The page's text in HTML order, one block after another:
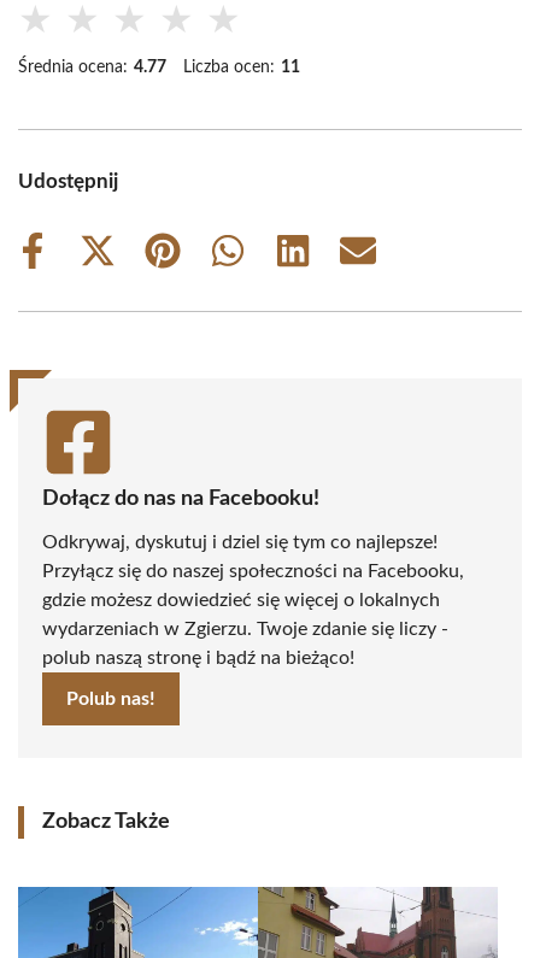
★ ★ ★ ★ ★
Średnia ocena: 4.77 Liczba ocen: 11
Udostępnij
Share
Share
(Twitter)
Share
Share
Share
Share
Dołącz do nas na Facebooku!
Odkrywaj, dyskutuj i dziel się tym co najlepsze!
Przyłącz się do naszej społeczności na Facebooku,
gdzie możesz dowiedzieć się więcej o lokalnych
wydarzeniach w Zgierzu. Twoje zdanie się liczy -
polub naszą stronę i bądź na bieżąco!
Polub nas!
Zobacz Także